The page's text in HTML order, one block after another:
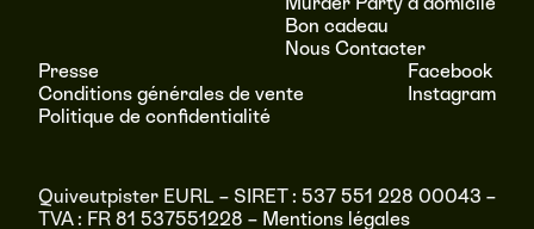
RÉSERVER
Bon cadeau
Nous Contacter
Presse
Conditions générales de vente
Politique de confidentialité
Facebook
Instagram
Quiveutpister EURL – SIRET : 537 551 228 00043 –
TVA : FR 81 537551228 – Mentions légales